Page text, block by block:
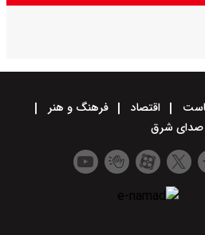
اقتصاد
فرهنگ و هنر
صدای شرق